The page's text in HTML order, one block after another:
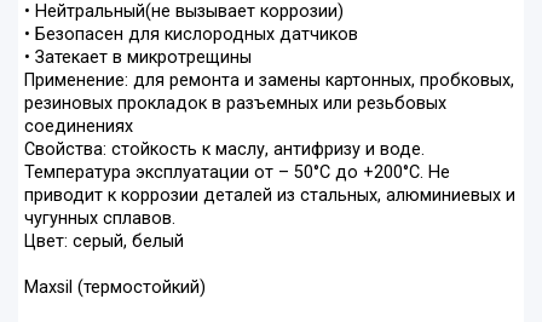
• Нейтральный(не вызывает коррозии)
• Безопасен для кислородных датчиков
• Затекает в микротрещины
Применение: для ремонта и замены картонных, пробковых,
резиновых прокладок в разъемных или резьбовых
соединениях
Свойства: стойкость к маслу, антифризу и воде.
Температура эксплуатации от – 50°С до +200°С. Не
приводит к коррозии деталей из стальных, алюминиевых и
чугунных сплавов.
Цвет: серый, белый
Maxsil (термостойкий)